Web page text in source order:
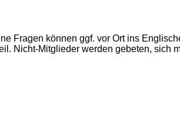
Fragen können ggf. vor Ort ins
Nicht-Mitglieder werden gebeten, sich